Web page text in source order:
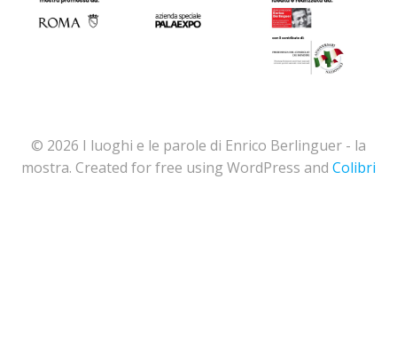
© 2026 I luoghi e le parole di Enrico Berlinguer - la
mostra. Created for free using WordPress and Colibri